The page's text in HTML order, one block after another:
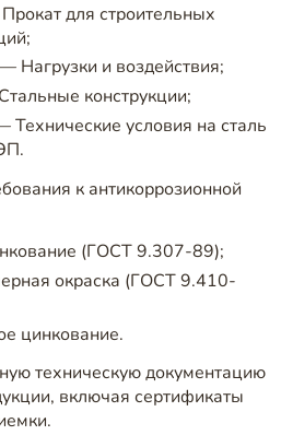
для строительных
Нагрузки и воздействия;
конструкции;
Технические условия на сталь
к антикоррозионной
(ГОСТ 9.307-89);
окраска (ГОСТ 9.410-
цинкование.
техническую документацию
включая сертификаты